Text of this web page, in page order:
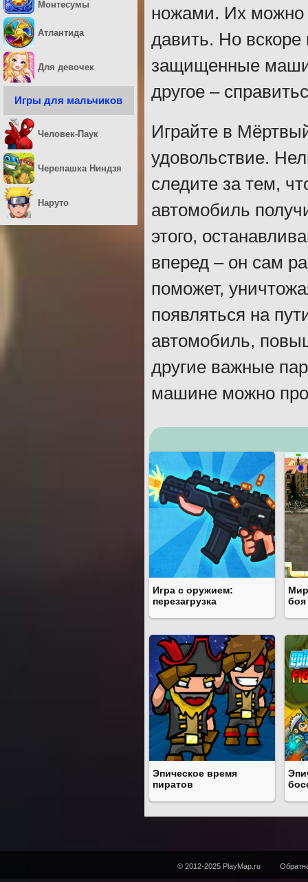
ножами. Их можно
давить. Но
защищенные
другое –
Играйте в
удовольствие.
следите за тем,
автомобиль
этого,
вперед – он сам
поможет,
появляться на
автомобиль,
другие важные
машине можно
Игра с оружием:
перезагрузка
боя
Эпическое время
пиратов
Монтесумы
Атлантида
Для девочек
Игры для мальчиков
Человек-Паук
Черепашка Ниндзя
Наруто
© 2012-2025 PlayMap.ru